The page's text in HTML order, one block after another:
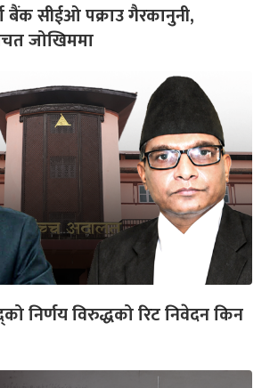
बैंक सीईओ पक्राउ गैरकानुनी,
जोखिममा
निर्णय विरुद्धको रिट निवेदन किन